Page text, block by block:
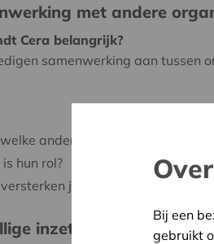
met andere
Cera belangrijk?
samenwerking aan tussen
andere organisaties werk je
hun rol?
jullie elkaar via dit
inzet bij de
Bij een
gebruikt